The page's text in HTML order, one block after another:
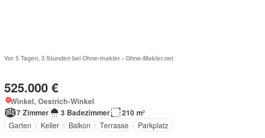
Vor 5 Tagen, 3 Stunden bei Ohne-makler - Ohne-Makler.net
525.000 €
Winkel, Oestrich-Winkel
7 Zimmer
3 Badezimmer
210 m²
Garten
Keller Balkon Terrasse Parkplatz